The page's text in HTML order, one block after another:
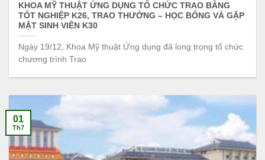
KHOA MỸ THUẬT ỨNG DỤNG TỔ CHỨC TRAO BẰNG
TỐT NGHIỆP K26, TRAO THƯỞNG – HỌC BỔNG VÀ GẶP
MẶT SINH VIÊN K30
Ngày 19/12, Khoa Mỹ thuật Ứng dụng đã long trọng tổ chức
chương trình Trao
01
Th7